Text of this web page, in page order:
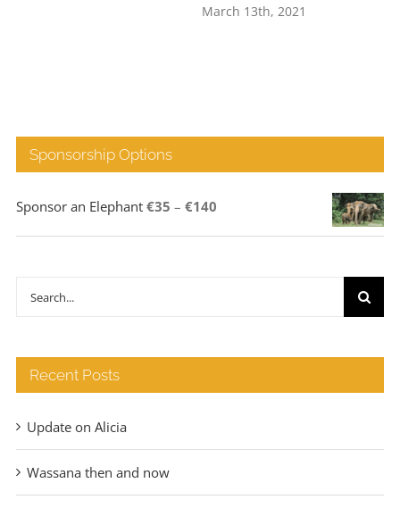
March 13th, 2021
Sponsorship Options
Sponsor an Elephant €35 – €140Price
range:
Search
Recent Posts
Update on Alicia
Wassana then and now